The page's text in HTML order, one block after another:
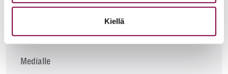
Kiellä
Kansainvälinen toiminta
Palaute
Medialle